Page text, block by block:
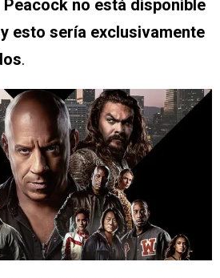
Peacock no está disponible
esto sería exclusivamente
.